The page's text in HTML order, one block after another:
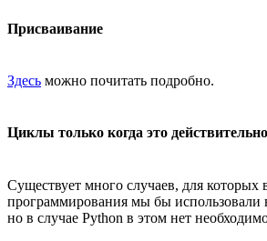
Присваивание
Здесь можно почитать подробно.
Циклы только когда это
Существует много случаев, для которых
программирования мы бы использовали
но в случае Python в этом нет